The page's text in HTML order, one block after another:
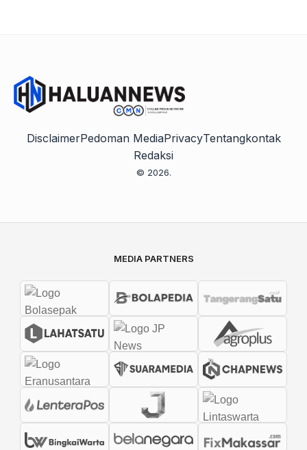
DisclaimerPedoman MediaPrivacyTentangkontak
Redaksi
© 2026.
MEDIA PARTNERS